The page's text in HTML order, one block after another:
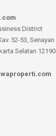
District
52-53, Senayan
Selatan 12190